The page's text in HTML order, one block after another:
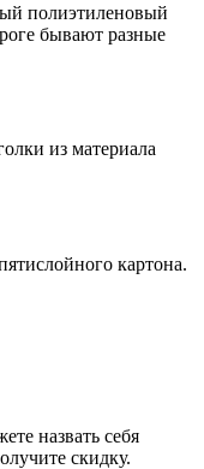
полиэтиленовый
бывают разные
из материала
картона.
назвать себя
скидку.